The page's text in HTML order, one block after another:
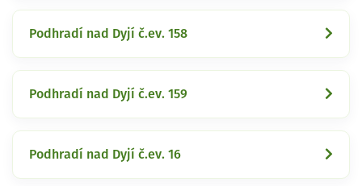
Podhradí nad Dyjí č.ev. 158
Podhradí nad Dyjí č.ev. 159
Podhradí nad Dyjí č.ev. 16